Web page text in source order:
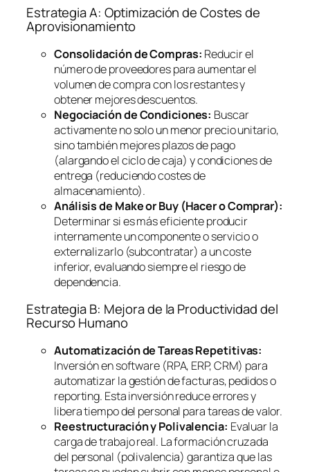
Estrategia A: Optimización de Costes de
Aprovisionamiento
Consolidación de Compras: Reducir el
número de proveedores para aumentar el
volumen de compra con los restantes y
obtener mejores descuentos.
Negociación de Condiciones: Buscar
activamente no solo un menor precio unitario,
sino también mejores plazos de pago
(alargando el ciclo de caja) y condiciones de
entrega (reduciendo costes de
almacenamiento).
Análisis de Make or Buy(Hacer o Comprar):
Determinar si es más eficiente producir
internamente un componente o servicio o
externalizarlo (subcontratar) a un coste
inferior, evaluando siempre el riesgo de
dependencia.
Estrategia B: Mejora de la Productividad del
Recurso Humano
Automatización de Tareas Repetitivas:
Inversión ensoftware(RPA, ERP, CRM) para
automatizar la gestión de facturas, pedidos o
reporting. Esta inversión reduce errores y
libera tiempo del personal para tareas de valor.
Reestructuración y Polivalencia: Evaluar la
carga de trabajo real. La formación cruzada
del personal (polivalencia) garantiza que las